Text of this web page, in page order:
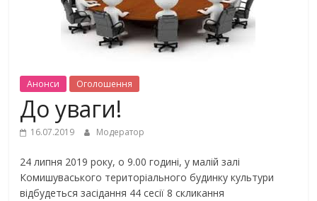
Анонси Оголошення
До уваги!
16.07.2019 Модератор
24 липня 2019 року, о 9.00 годині, у малій залі
Комишуваського територіального будинку культури
відбудеться засідання 44 сесії 8 скликання